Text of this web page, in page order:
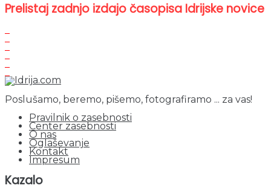
Prelistaj zadnjo izdajo časopisa Idrijske novice
Poslušamo, beremo, pišemo, fotografiramo ... za vas!
Pravilnik o zasebnosti
Center zasebnosti
O nas
Oglaševanje
Kontakt
Impresum
Kazalo